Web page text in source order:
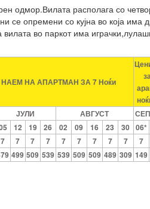
одмор.Вилата располага со
се опремени со кујна во која има
во паркот има
НА АПАРТМАН ЗА 7 Ноќи
ЈУЛИ АВГУСТ
12 19 26 02 09 16 23 30 06*
7 7 7 7 7 7 7 7 7 7
499 509 539 539 509 509 489 309 149